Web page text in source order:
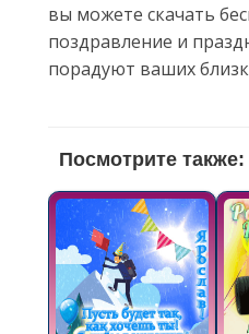
вы можете скачать
поздравление и
порадуют ваших
Посмотрите также: